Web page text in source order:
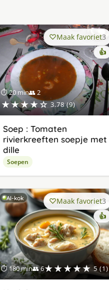
⏱ 20 min👥 2
★★★★☆ 3.78 (9)
Maak favoriet3
👍
Soep : Tomaten
rivierkreeften soepje met
dille
Soepen
AI-kok
⏱ 180 min👥 6★★★★★ 5 (1)
Maak favoriet3
👍